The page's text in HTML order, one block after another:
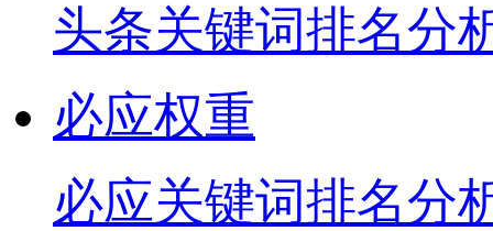
头条关键词排名分
必应权重
必应关键词排名分